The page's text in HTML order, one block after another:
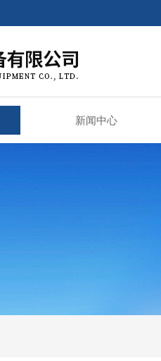
新闻中心